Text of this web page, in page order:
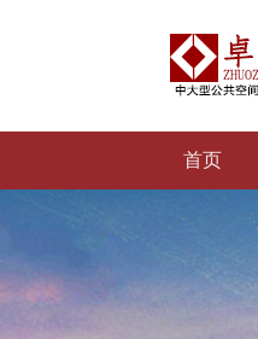
首页